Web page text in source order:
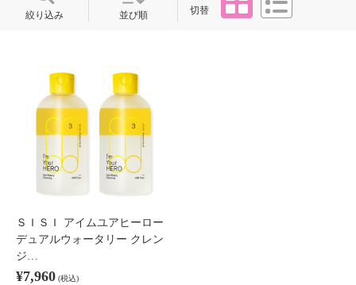
絞り込み 並び順
切替
ＳＩＳＩ アイムユアヒーロー
デュアルウォータリー クレン
ジ…
¥7,960 (税込)